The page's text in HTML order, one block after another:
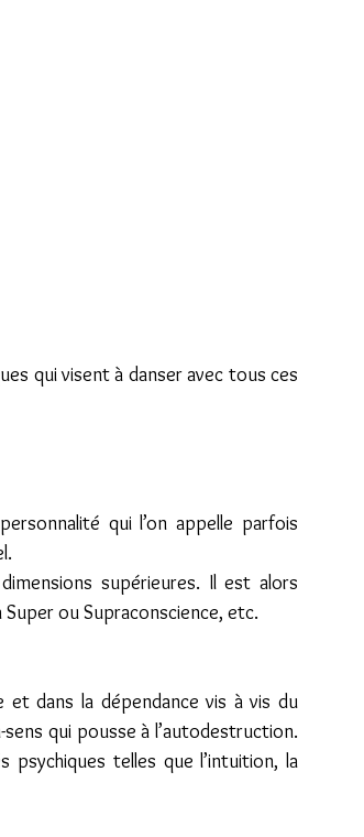
qui visent à danser avec tous ces
qui l’on appelle parfois
supérieures. Il est alors
Super ou Supraconscience, etc.
dans la dépendance vis à vis du
qui pousse à l’autodestruction.
telles que l’intuition, la